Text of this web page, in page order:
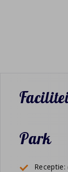
Park
Receptie: